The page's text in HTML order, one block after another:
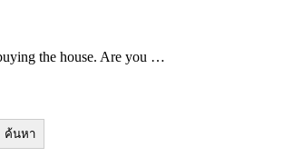
the house. Are you …
ค้นหา